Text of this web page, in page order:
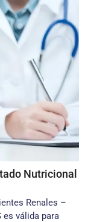
Nutricional
Renales –
es válida para